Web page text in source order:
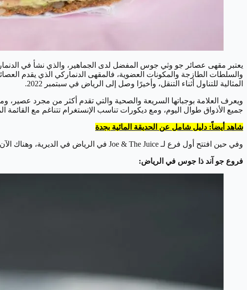
يعتبر مقهى عصائر جو وثي جوس المفضل لدى الجماهير، والذي نشأ في
والسلطات الطازجة والمكونات العضوية، فالمقهى الدنماركي الذي يقدم
المثالية للتناول أثناء التنقل، وأخيرًا وصل إلى الرياض في سبتمبر 2022.
ويعرف العلامة بوجباتها السريعة والصحية والتي تقدم أكثر من مجرد
جميع الأذواق طوال اليوم، ومع ديكورات تناسب الإنستغرام تتناغم مع القائمة
شاهد أيضاً: دليل شامل عن الحديقة المائية بجدة
وفي حين افتتح أول فرع لـ Joe & The Juice في الرياض في الديرية، وهناك الآن ثلاث خيارات في جميع أنحاء المدينة عندما يكون الرغبة فقط في العصائر الطازجة وألذ السلطات.
فروع جو آند ذا جوس في الرياض: